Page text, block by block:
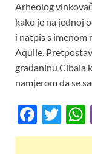
Arheolog
kako je na jednoj
i natpis s imenom
Aquile.
građaninu Cibala
namjerom da se
F
ac
T
w